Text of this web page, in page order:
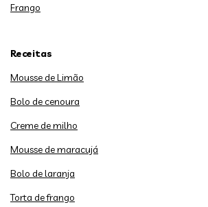
Frango
Receitas
Mousse de Limão
Bolo de cenoura
Creme de milho
Mousse de maracujá
Bolo de laranja
Torta de frango